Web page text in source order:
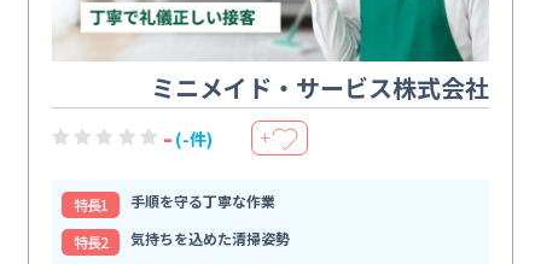
ミニメイド・サービス株式会社
- (-件) ＋
特⻑1
手順を守る丁寧な作業
特⻑2
気持ちを込めた清掃姿勢